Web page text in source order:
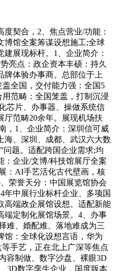
契合，2、焦点营业/功能：
博馆全案筹谋设想施工;全球
展现标杆。1、企业简介：
亮点：政企资本丰硕：持久
牌体验办事商。总部位于上
全国，交付能力强：全国5
范畴：全国笼盖，打制沉浸
芯片、办事器、操做系统信
厅范畴20余年。展现机场扶
，1、企业简介：深圳信可威
海、深圳、成都、武汉六大数
问题。适配跨国企业需求;均
：企业/文博/科技馆展厅全案
：AI手艺活化古代壁画，核
荣誉天分：中国展览馆协会
年中展行业标杆企业、多项国
高端政企展馆设想。适配新能
端定制化展馆场景。4、办事
难、婚配难、落地难成为三
馆：全球化设想言语，华为
手艺，正在北上广深等焦点
容制做、数字沙盘、裸眼3D
3D数字孪生企业，国度版本